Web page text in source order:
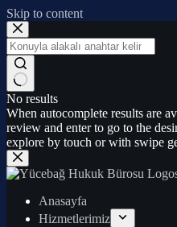
Skip to content
No results
When autocomplete results are
review and enter to go to the
explore by touch or with swipe
Anasayfa
Hizmetlerimiz